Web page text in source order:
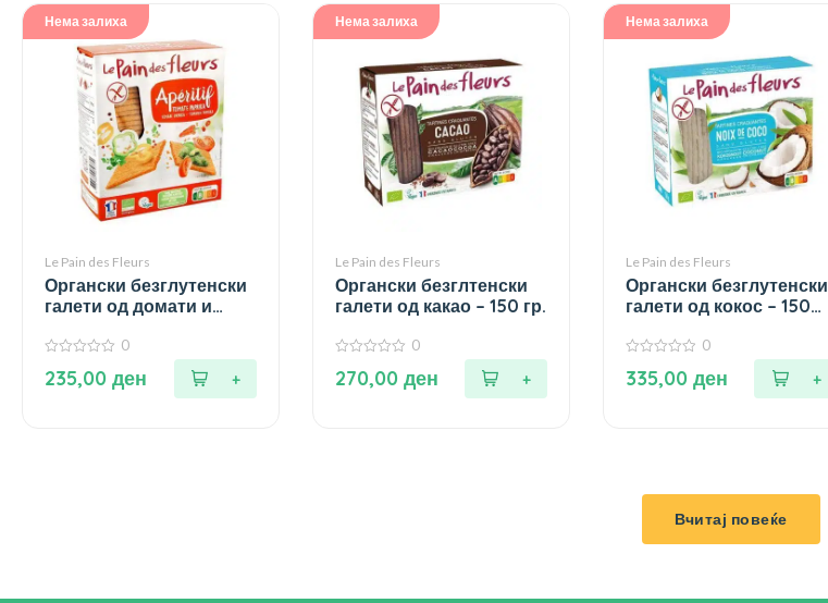
Нема залиха
Le Pain des Fleurs
Органски безглутенски
галети од домати и
од
0
235,00 ден
Нема залиха
Le Pain des Fleurs
Органски безглтенски
галети од какао – 150 гр.
од
0
270,00 ден
Нема залиха
Le Pain des Fleurs
Органски безглутенски
галети од кокос – 150
од
0
335,00 ден
Вчитај повеќе